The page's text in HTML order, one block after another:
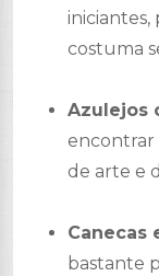
iniciantes,
costuma
Azulejos
encontrar
de arte e
Canecas
bastante